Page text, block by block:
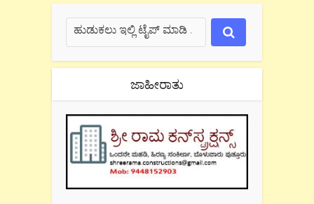
ಜಾಹೀರಾತು